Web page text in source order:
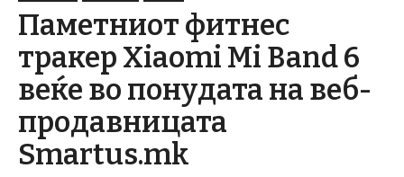
Паметниот фитнес
тракер Xiaomi Mi Band 6
веќе во понудата на веб-
продавницата
Smartus.mk